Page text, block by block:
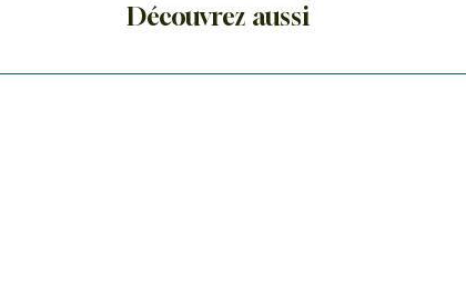
Découvrez aussi